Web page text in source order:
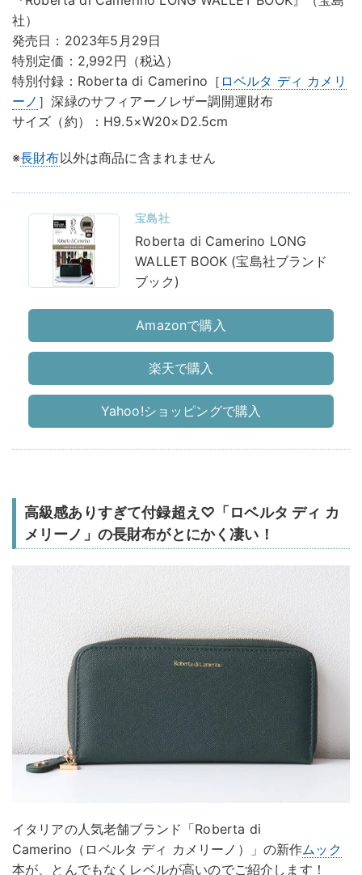
社）
発売日：2023年5月29日
特別定価：2,992円（税込）
特別付録：Roberta di Camerino［ ロベルタ ディ カメリ
ーノ ］深緑のサフィアーノレザー調開運財布
サイズ（約）：H9.5×W20×D2.5cm
※長財布以外は商品に含まれません
宝島社
Roberta di Camerino LONG
WALLET BOOK (宝島社ブランド
ブック)
Amazonで購入
楽天で購入
Yahoo!ショッピングで購入
高級感ありすぎて付録超え♡「ロベルタ ディ カ
メリーノ」の長財布がとにかく凄い！
イタリアの人気老舗ブランド「Roberta di
Camerino（ロベルタ ディ カメリーノ）」の新作ムック
本が、とんでもなくレベルが高いのでご紹介します！